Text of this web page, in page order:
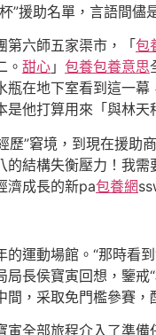
”援助名單，言語間儘
第六師五家渠市，「 包
。 甜心 」 包養包養意思
在地下室看到這一
是他打算用來「與林
歷”窘境，到現在援助商
結構失衡壓力！我
濟成長的新pa包養網
運動場館。“那時看到
長侯寶寅回想，鑒
，采取免門檻參賽，
全部旅程介入了準備